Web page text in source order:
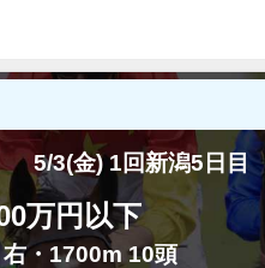
5/3(金) 1回新潟5日目
万円以下
・1700m 10頭